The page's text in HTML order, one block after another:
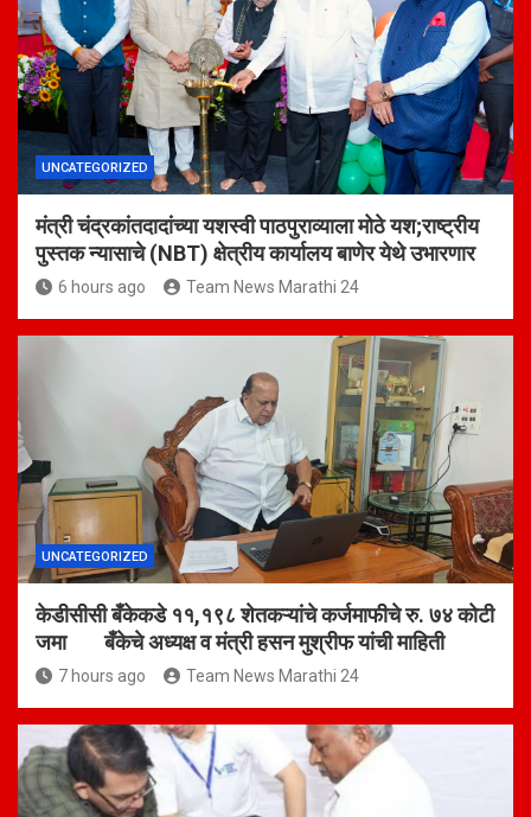
UNCATEGORIZED
मंत्री चंद्रकांतदादांच्या यशस्वी पाठपुराव्याला मोठे यश;राष्ट्रीय
पुस्तक न्यासाचे (NBT) क्षेत्रीय कार्यालय बाणेर येथे उभारणार
6 hours ago Team News Marathi 24
UNCATEGORIZED
केडीसीसी बँकेकडे ११,१९८ शेतकऱ्यांचे कर्जमाफीचे रु. ७४ कोटी
जमा बँकेचे अध्यक्ष व मंत्री हसन मुश्रीफ यांची माहिती
7 hours ago Team News Marathi 24